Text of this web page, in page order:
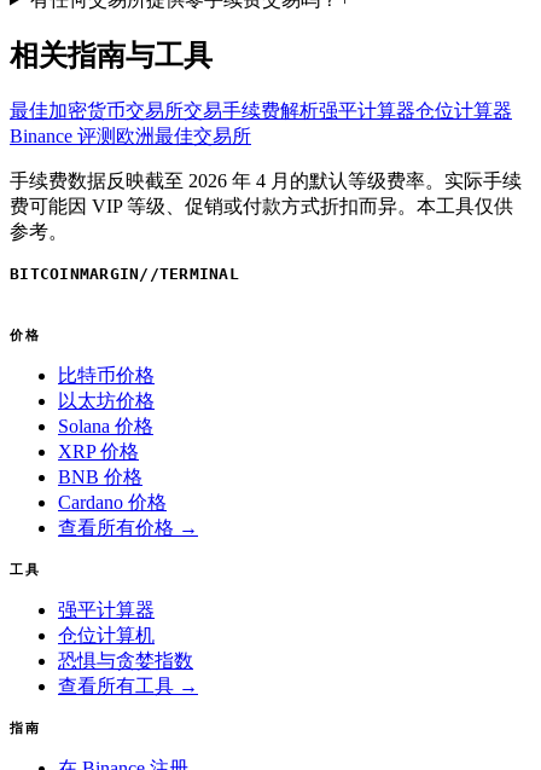
相关指南与工具
最佳加密货币交易所交易手续费解析强平计算器仓位计算器
Binance 评测 欧洲最佳交易所
手续费数据反映截至 2026 年 4 月的默认等级费率。实际手续
费可能因 VIP 等级、促销或付款方式折扣而异。本工具仅供
参考。
BITCOINMARGIN//TERMINAL
价格
比特币价格
以太坊价格
Solana 价格
XRP 价格
BNB 价格
Cardano 价格
查看所有价格 →
工具
强平计算器
仓位计算机
恐惧与贪婪指数
查看所有工具 →
指南